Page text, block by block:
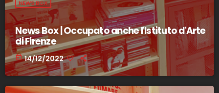
NEWS BOX
News Box | Occupato anche l'Istituto d'Arte
di Firenze
today 14/12/2022